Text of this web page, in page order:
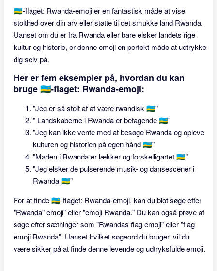
🇷🇼-flaget: Rwanda-emoji er en fantastisk måde at vise
stolthed over din arv eller støtte til det smukke land Rwanda.
Uanset om du er fra Rwanda eller bare elsker landets rige
kultur og historie, er denne emoji en perfekt måde at udtrykke
dig selv på.
Her er fem eksempler på, hvordan du kan
bruge 🇷🇼-flaget: Rwanda-emoji:
"Jeg er så stolt af at være rwandisk 🇷🇼"
" Landskaberne i Rwanda er betagende 🇷🇼"
"Jeg kan ikke vente med at besøge Rwanda og opleve
kulturen og historien på egen hånd 🇷🇼"
"Maden i Rwanda er lækker og forskelligartet 🇷🇼"
"Jeg elsker de pulserende musik- og dansescener i
Rwanda 🇷🇼"
For at finde 🇷🇼-flaget: Rwanda-emoji, kan du blot søge efter
"Rwanda" emoji" eller "emoji Rwanda." Du kan også prøve at
søge efter sætninger som "Rwandas flag emoji" eller "flag
emoji Rwanda". Uanset hvilket søgeord du bruger, vil du
være sikker på at finde denne levende og udtryksfulde emoji.